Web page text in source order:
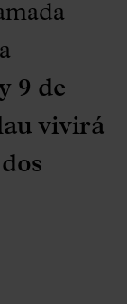
9 de
vivirá